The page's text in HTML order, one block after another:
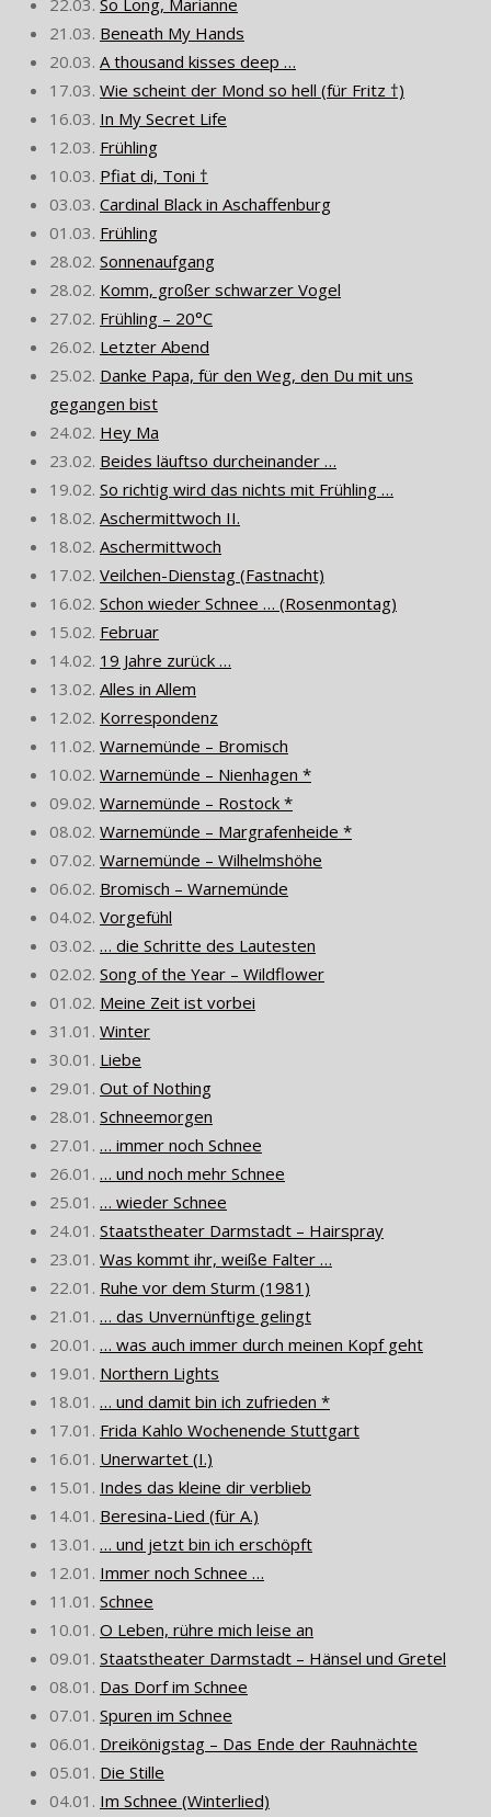
22.03. So Long, Marianne
21.03. Beneath My Hands
20.03. A thousand kisses deep …
17.03. Wie scheint der Mond so hell (für Fritz †)
16.03. In My Secret Life
12.03. Frühling
10.03. Pfiat di, Toni †
03.03. Cardinal Black in Aschaffenburg
01.03. Frühling
28.02. Sonnenaufgang
28.02. Komm, großer schwarzer Vogel
27.02. Frühling – 20°C
26.02. Letzter Abend
25.02. Danke Papa, für den Weg, den Du mit uns
gegangen bist
24.02. Hey Ma
23.02. Beides läuftso durcheinander …
19.02. So richtig wird das nichts mit Frühling …
18.02. Aschermittwoch II.
18.02. Aschermittwoch
17.02. Veilchen-Dienstag (Fastnacht)
16.02. Schon wieder Schnee … (Rosenmontag)
15.02. Februar
14.02. 19 Jahre zurück …
13.02. Alles in Allem
12.02. Korrespondenz
11.02. Warnemünde – Bromisch
10.02. Warnemünde – Nienhagen *
09.02. Warnemünde – Rostock *
08.02. Warnemünde – Margrafenheide *
07.02. Warnemünde – Wilhelmshöhe
06.02. Bromisch – Warnemünde
04.02. Vorgefühl
03.02. … die Schritte des Lautesten
02.02. Song of the Year – Wildflower
01.02. Meine Zeit ist vorbei
31.01. Winter
30.01. Liebe
29.01. Out of Nothing
28.01. Schneemorgen
27.01. … immer noch Schnee
26.01. … und noch mehr Schnee
25.01. … wieder Schnee
24.01. Staatstheater Darmstadt – Hairspray
23.01. Was kommt ihr, weiße Falter …
22.01. Ruhe vor dem Sturm (1981)
21.01. … das Unvernünftige gelingt
20.01. … was auch immer durch meinen Kopf geht
19.01. Northern Lights
18.01. … und damit bin ich zufrieden *
17.01. Frida Kahlo Wochenende Stuttgart
16.01. Unerwartet (I.)
15.01. Indes das kleine dir verblieb
14.01. Beresina-Lied (für A.)
13.01. … und jetzt bin ich erschöpft
12.01. Immer noch Schnee …
11.01. Schnee
10.01. O Leben, rühre mich leise an
09.01. Staatstheater Darmstadt – Hänsel und Gretel
08.01. Das Dorf im Schnee
07.01. Spuren im Schnee
06.01. Dreikönigstag – Das Ende der Rauhnächte
05.01. Die Stille
04.01. Im Schnee (Winterlied)